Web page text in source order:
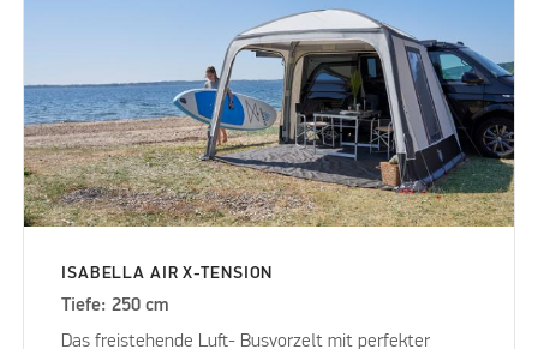
ISABELLA AIR X-TENSION
Tiefe: 250 cm
Das freistehende Luft- Busvorzelt mit perfekter